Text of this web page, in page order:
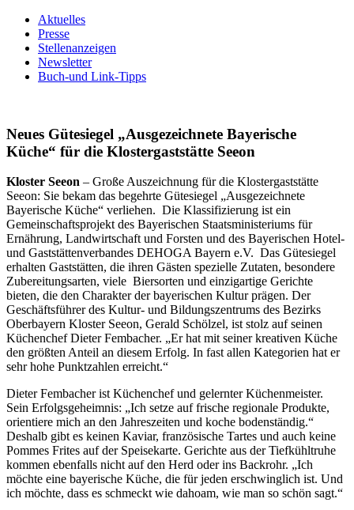
Aktuelles
Presse
Stellenanzeigen
Newsletter
Buch-und Link-Tipps
Neues Gütesiegel „Ausgezeichnete Bayerische
Küche“ für die Klostergaststätte Seeon
Kloster Seeon – Große Auszeichnung für die Klostergaststätte
Seeon: Sie bekam das begehrte Gütesiegel „Ausgezeichnete
Bayerische Küche“ verliehen. Die Klassifizierung ist ein
Gemeinschaftsprojekt des Bayerischen Staatsministeriums für
Ernährung, Landwirtschaft und Forsten und des Bayerischen Hotel-
und Gaststättenverbandes DEHOGA Bayern e.V. Das Gütesiegel
erhalten Gaststätten, die ihren Gästen spezielle Zutaten, besondere
Zubereitungsarten, viele Biersorten und einzigartige Gerichte
bieten, die den Charakter der bayerischen Kultur prägen. Der
Geschäftsführer des Kultur- und Bildungszentrums des Bezirks
Oberbayern Kloster Seeon, Gerald Schölzel, ist stolz auf seinen
Küchenchef Dieter Fembacher. „Er hat mit seiner kreativen Küche
den größten Anteil an diesem Erfolg. In fast allen Kategorien hat er
sehr hohe Punktzahlen erreicht.“
Dieter Fembacher ist Küchenchef und gelernter Küchenmeister.
Sein Erfolgsgeheimnis: „Ich setze auf frische regionale Produkte,
orientiere mich an den Jahreszeiten und koche bodenständig.“
Deshalb gibt es keinen Kaviar, französische Tartes und auch keine
Pommes Frites auf der Speisekarte. Gerichte aus der Tiefkühltruhe
kommen ebenfalls nicht auf den Herd oder ins Backrohr. „Ich
möchte eine bayerische Küche, die für jeden erschwinglich ist. Und
ich möchte, dass es schmeckt wie dahoam, wie man so schön sagt.“